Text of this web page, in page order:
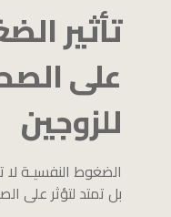
تأثير
على
للزوجين
الضغوط النفسيـة لا
بل تمتد لتؤثر على